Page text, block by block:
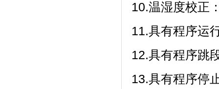
10.温湿度校正
11.具有程序运行
12.具有程序跳段
13.具有程序停止